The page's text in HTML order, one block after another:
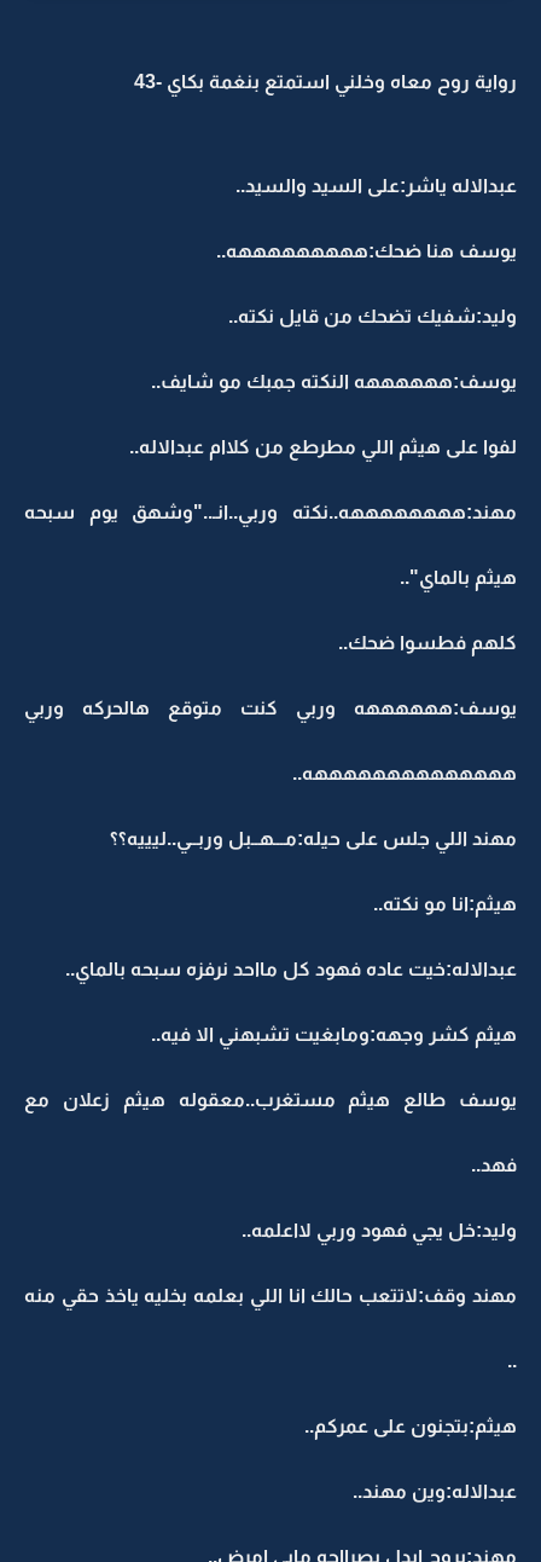
رواية روح معاه وخلني استمتع بنغمة بكاي -43
عبدالاله ياشر:على السيد والسيد..
يوسف هنا ضحك:هههههههههه..
وليد:شفيك تضحك من قايل نكته..
يوسف:ههههههه النكته جمبك مو شايف..
لفوا على هيثم اللي مطرطع من كلاام عبدالاله..
مهند:ههههههههه..نكته وربي..انـ.."وشهق يوم سبحه
هيثم بالماي"..
كلهم فطسوا ضحك..
يوسف:ههههههه وربي كنت متوقع هالحركه وربي
ههههههههههههههه..
مهند اللي جلس على حيله:مـــهــبل وربــي..ليييه؟؟
هيثم:انا مو نكته..
عبدالاله:خيت عاده فهود كل مااحد نرفزه سبحه بالماي..
هيثم كشر وجهه:ومابغيت تشبهني الا فيه..
يوسف طالع هيثم مستغرب..معقوله هيثم زعلان مع
فهد..
وليد:خل يجي فهود وربي لااعلمه..
مهند وقف:لاتتعب حالك انا اللي بعلمه بخليه ياخذ حقي منه
..
هيثم:بتجنون على عمركم..
عبدالاله:وين مهند..
مهند:بروح ابدل بصرااحه مابي امرض..